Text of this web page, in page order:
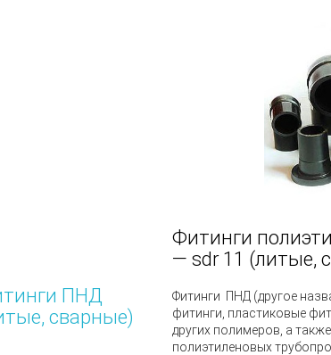
ПНД
сварные)
Фитинги
― sdr 11 (литые,
Фитинги ПНД (другое
фитинги, пластиковые
других полимеров, а
полиэтиленовых